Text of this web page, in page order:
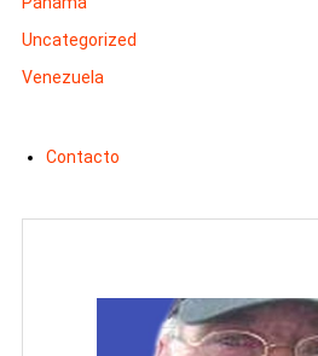
Uncategorized
Venezuela
Contacto